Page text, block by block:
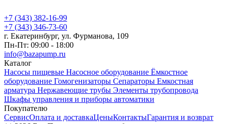
+7 (343) 382-16-99
+7 (343) 346-73-‬60
г. Екатеринбург, ул. Фурманова, 109
Пн-Пт: 09:00 - 18:00
info@bazapump.ru
Каталог
Насосы пищевые Насосное оборудование Ёмкостное
оборудование Гомогенизаторы Сепараторы Емкостная
арматура Нержавеющие трубы Элементы трубопровода
Шкафы управления и приборы автоматики
Покупателю
СервисОплата и доставкаЦеныКонтактыГарантия и возврат